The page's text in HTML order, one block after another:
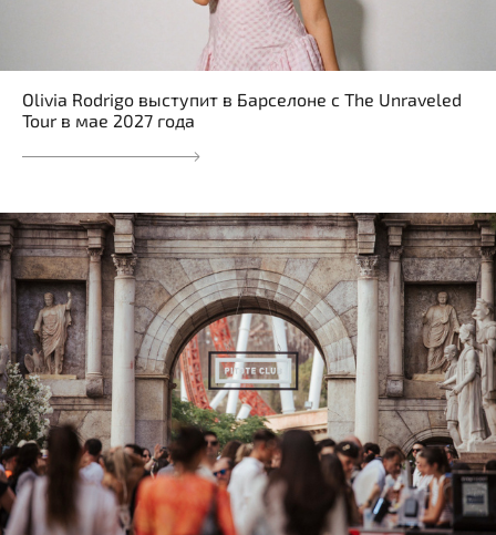
Olivia Rodrigo выступит в Барселоне с The Unraveled
Tour в мае 2027 года